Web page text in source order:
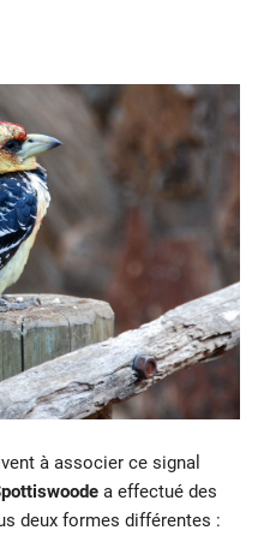
à associer ce signal
a effectué des
deux formes différentes :